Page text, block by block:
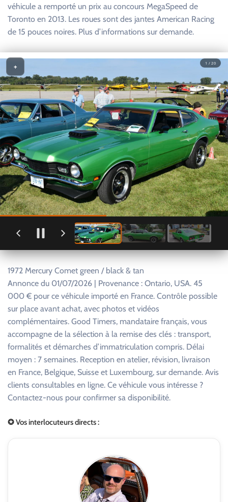
véhicule a remporté un prix au concours MegaSpeed de
Toronto en 2013. Les roues sont des jantes American Racing
de 15 pouces noires. Plus d’informations sur demande.
1 / 20
+
1972 Mercury Comet green / black & tan
Annonce du 01/07/2026 | Provenance : Ontario, USA. 45
000 € pour ce véhicule importé en France. Contrôle possible
sur place avant achat, avec photos et vidéos
complémentaires. Good Timers, mandataire français, vous
accompagne de la sélection à la remise des clés : transport,
formalités et démarches d’immatriculation compris. Délai
moyen : 7 semaines. Reception en atelier, révision, livraison
en France, Belgique, Suisse et Luxembourg, sur demande. Avis
clients consultables en ligne. Ce véhicule vous intéresse ?
Contactez-nous pour confirmer sa disponibilité.
✪ Vos interlocuteurs directs :